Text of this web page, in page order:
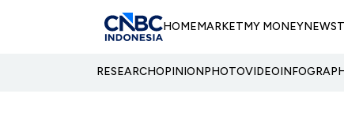
HOMEMARKETMY MONEYNEWS
RESEARCHOPINIONPHOTOVIDEO